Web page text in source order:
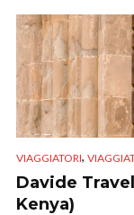
VIAGGIATORI,
Davide
Kenya)